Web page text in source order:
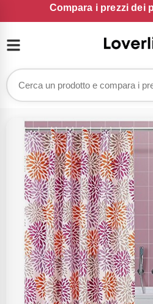
Compara i prezzi dei